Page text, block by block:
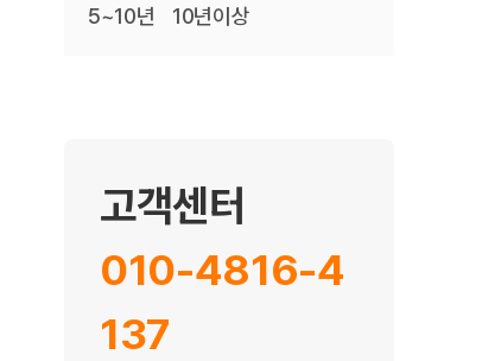
5~10년
10년이상
고객센터
010-4816-4
137